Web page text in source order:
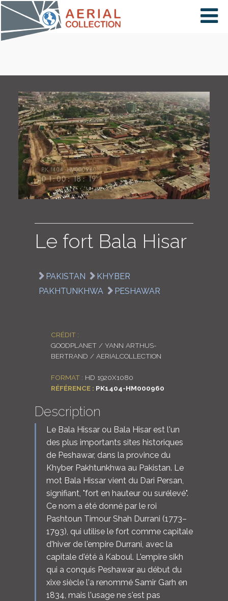
×
PAYS
CARTE
COLLECTIONS
LOGIN
Le fort Bala Hisar
PAKISTAN
KHYBER
PAKHTUNKHWA
PESHAWAR
CRÉDIT :
GOODPLANET / YANN ARTHUS-
BERTRAND / AERIALCOLLECTION
FORMAT : HD 1920X1080
RÉFÉRENCE : PK1404-HM000960
Description
Le Bala Hissar ou Bala Hisar est l'un
des plus importants sites historiques
de Peshawar, dans la province du
Khyber Pakhtunkhwa au Pakistan. Le
mot Bala Hissar vient du Dari Persan,
signifiant, "fort en hauteur ou surélevé".
Ce nom a été donné par le roi
Pashtoun Timour Shah Durrani (1773–
1793), qui utilise le fort comme capitale
d'hiver de l'empire Durrani, avec la
capitale d'été à Kaboul. L'empire sikh
qui a conquis Peshawar au début du
xixe siècle l'a renommé Samir Garh en
1834, mais l'usage ne s'est pas